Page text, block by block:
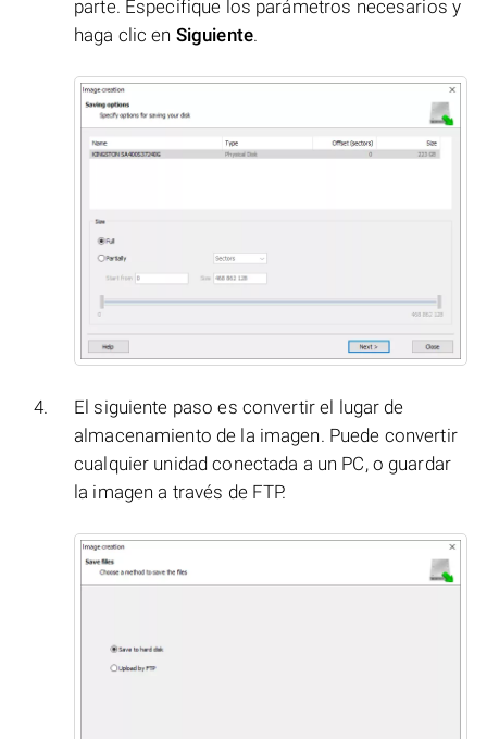
parte. Especifique los parámetros necesarios y
haga clic en Siguiente.
El siguiente paso es convertir el lugar de
almacenamiento de la imagen. Puede convertir
cualquier unidad conectada a un PC, o guardar
la imagen a través de FTP.